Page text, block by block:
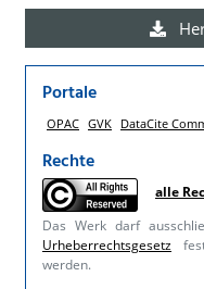
Portale
OPAC GVK DataCite
Rechte
alle
Das Werk darf
Urheberrechtsgesetz
werden.